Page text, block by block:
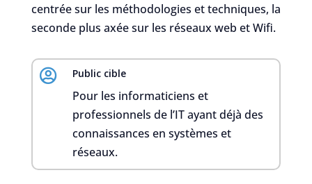
centrée sur les méthodologies et techniques, la
seconde plus axée sur les réseaux web et Wifi.
 Public cible
Pour les informaticiens et
professionnels de l’IT ayant déjà des
connaissances en systèmes et
réseaux.